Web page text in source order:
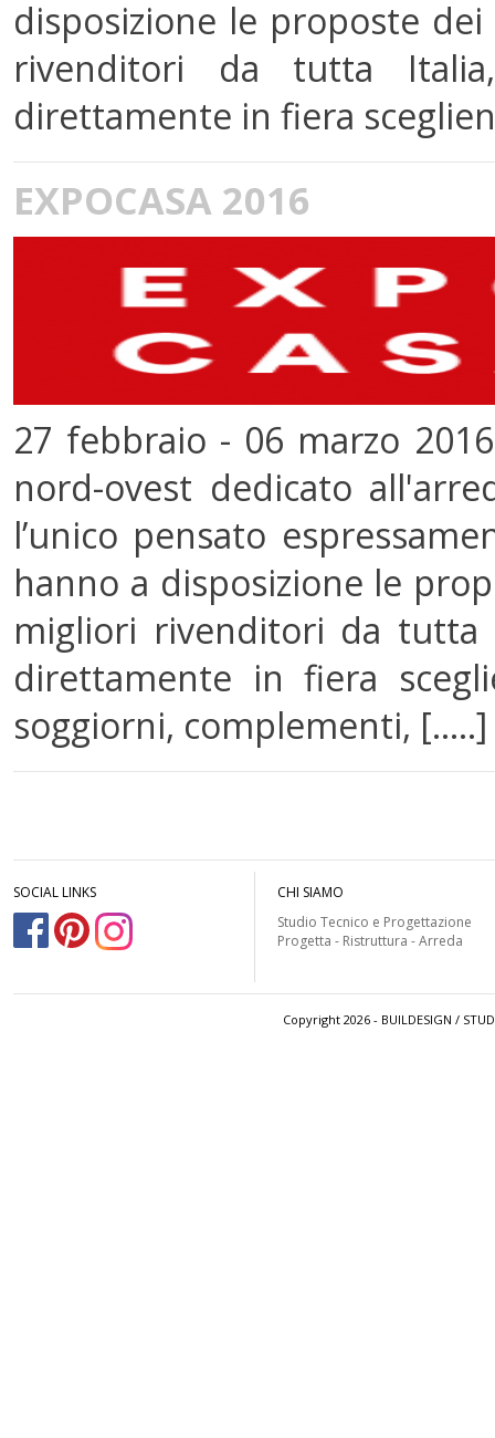
disposizione le proposte
rivenditori da tutta
direttamente in fiera
EXPOCASA 2016
27 febbraio - 06 marzo
nord-ovest dedicato
l’unico pensato
hanno a disposizione le
migliori rivenditori da tutta
direttamente in fiera
soggiorni, complementi, [.....]
SOCIAL LINKS
CHI SIAMO
Studio Tecnico e Progettazione
Progetta - Ristruttura - Arreda
Copyright 2026 - BUILDESIGN /